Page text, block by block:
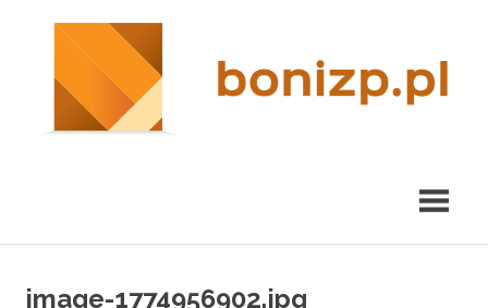
nieruchomości
Kraków
image-1774956902.jpg